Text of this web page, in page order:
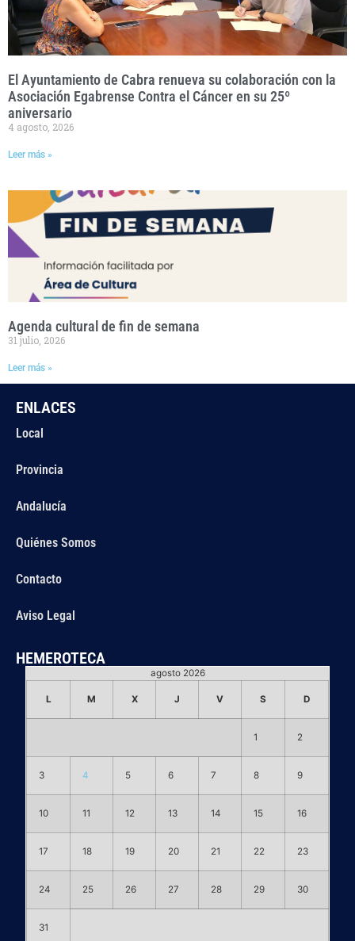
El Ayuntamiento de Cabra renueva su colaboración con la
Asociación Egabrense Contra el Cáncer en su 25º
aniversario
4 agosto, 2026
Leer más »
Agenda cultural de fin de semana
31 julio, 2026
Leer más »
ENLACES
Local
Provincia
Andalucía
Quiénes Somos
Contacto
Aviso Legal
HEMEROTECA
agosto 2026
L M X J V S D
1 2
3 4 5 6 7 8 9
10 11 12 13 14 15 16
17 18 19 20 21 22 23
24 25 26 27 28 29 30
31